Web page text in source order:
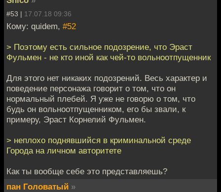
#53 | 17.07.18 09:36
Кому: quidem, #52
> Поэтому есть сильное подозрение, что Эраст
Фульмен - не кто иной как чей-то вольноотпущенник
Для этого нет никаких подозрений. Весь характер и
поведение персонажа говорит о том, что он
нормальный плебей. Я уже не говорю о том, что
будь он вольноотпущенником, его бы звали, к
примеру, Эраст Корнелий Фульмен.
> неплохо поднявшийся в криминальной среде
Города на личном авторитете
Как ты вообще себе это представляешь?
пан Головатый »